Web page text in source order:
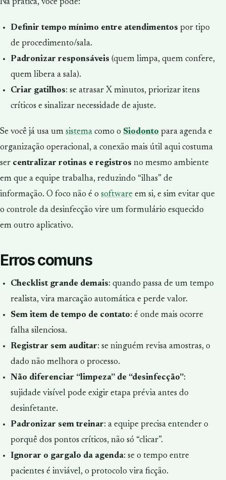
Na prática, você pode:
Definir tempo mínimo entre atendimentos por tipo
de procedimento/sala.
Padronizar responsáveis (quem limpa, quem confere,
quem libera a sala).
Criar gatilhos: se atrasar X minutos, priorizar itens
críticos e sinalizar necessidade de ajuste.
Se você já usa um sistema como o Siodonto para agenda e
organização operacional, a conexão mais útil aqui costuma
ser centralizar rotinas e registros no mesmo ambiente
em que a equipe trabalha, reduzindo “ilhas” de
informação. O foco não é o software em si, e sim evitar que
o controle da desinfecção vire um formulário esquecido
em outro aplicativo.
Erros comuns
Checklist grande demais: quando passa de um tempo
realista, vira marcação automática e perde valor.
Sem item de tempo de contato: é onde mais ocorre
falha silenciosa.
Registrar sem auditar: se ninguém revisa amostras, o
dado não melhora o processo.
Não diferenciar “limpeza” de “desinfecção”:
sujidade visível pode exigir etapa prévia antes do
desinfetante.
Padronizar sem treinar: a equipe precisa entender o
porquê dos pontos críticos, não só “clicar”.
Ignorar o gargalo da agenda: se o tempo entre
pacientes é inviável, o protocolo vira ficção.